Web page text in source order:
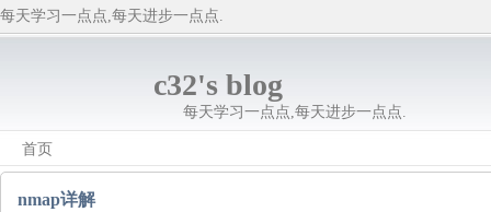
每天学习一点点,每天进步一点点.
c32's blog
每天学习一点点,每天进步一点点.
首页
nmap详解